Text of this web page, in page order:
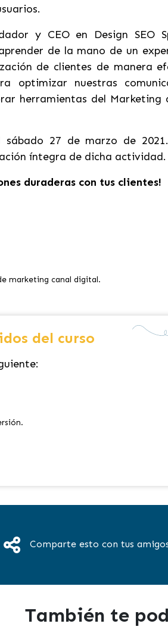
y CEO en Design SEO
de la mano de un
de clientes de manera
optimizar nuestras
herramientas del
27 de marzo de
íntegra de dicha actividad.
duraderas con tus clientes!
marketing canal digital.
del curso
Comparte esto con tus
También te